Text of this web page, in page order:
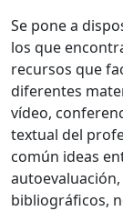
Se pone a
los que
recursos que
diferentes
vídeo,
textual del
común ideas
bibliográficos,